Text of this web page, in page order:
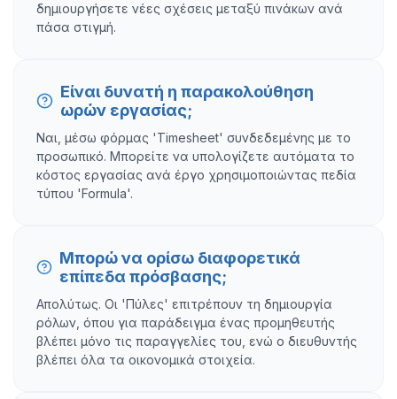
δημιουργήσετε νέες σχέσεις μεταξύ πινάκων ανά
πάσα στιγμή.
Είναι δυνατή η παρακολούθηση
ωρών εργασίας;
Ναι, μέσω φόρμας 'Timesheet' συνδεδεμένης με το
προσωπικό. Μπορείτε να υπολογίζετε αυτόματα το
κόστος εργασίας ανά έργο χρησιμοποιώντας πεδία
τύπου 'Formula'.
Μπορώ να ορίσω διαφορετικά
επίπεδα πρόσβασης;
Απολύτως. Οι 'Πύλες' επιτρέπουν τη δημιουργία
ρόλων, όπου για παράδειγμα ένας προμηθευτής
βλέπει μόνο τις παραγγελίες του, ενώ ο διευθυντής
βλέπει όλα τα οικονομικά στοιχεία.